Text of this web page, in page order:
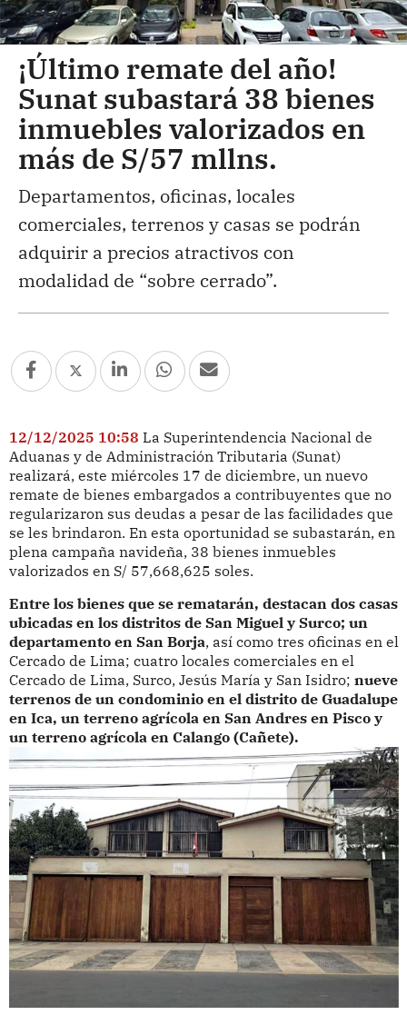
¡Último remate del año!
Sunat subastará 38 bienes
inmuebles valorizados en
más de S/57 mllns.
Departamentos, oficinas, locales
comerciales, terrenos y casas se podrán
adquirir a precios atractivos con
modalidad de “sobre cerrado”.
12/12/2025 10:58 La Superintendencia Nacional de
Aduanas y de Administración Tributaria (Sunat)
realizará, este miércoles 17 de diciembre, un nuevo
remate de bienes embargados a contribuyentes que no
regularizaron sus deudas a pesar de las facilidades que
se les brindaron. En esta oportunidad se subastarán, en
plena campaña navideña, 38 bienes inmuebles
valorizados en S/ 57,668,625 soles.
Entre los bienes que se rematarán, destacan dos casas
ubicadas en los distritos de San Miguel y Surco; un
departamento en San Borja, así como tres oficinas en el
Cercado de Lima; cuatro locales comerciales en el
Cercado de Lima, Surco, Jesús María y San Isidro; nueve
terrenos de un condominio en el distrito de Guadalupe
en Ica, un terreno agrícola en San Andres en Pisco y
un terreno agrícola en Calango (Cañete).